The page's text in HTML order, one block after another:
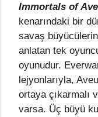
Immortals of
kenarındaki bir
savaş
anlatan tek
oyunudur.
lejyonlarıyla,
ortaya çıkarmalı
varsa. Üç büyü